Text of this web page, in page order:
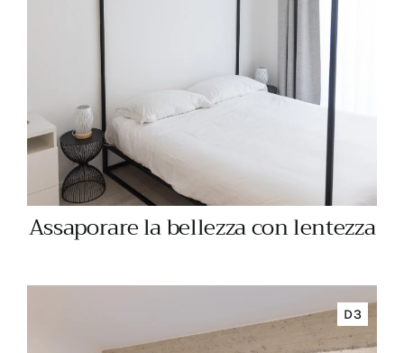
Assaporare la bellezza con lentezza
D3